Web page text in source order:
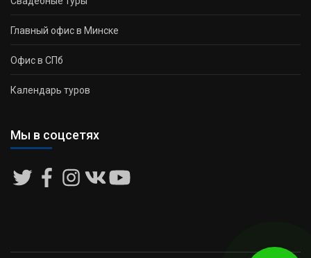
Главный офис в Минске
Офис в СПб
Календарь туров
Мы в соцсетях